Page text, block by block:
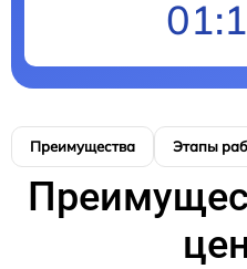
Преимущества Этапы